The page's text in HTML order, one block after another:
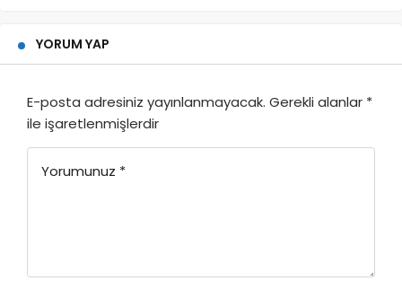
YORUM YAP
E-posta adresiniz yayınlanmayacak. Gerekli alanlar *
ile işaretlenmişlerdir
Yorumunuz *